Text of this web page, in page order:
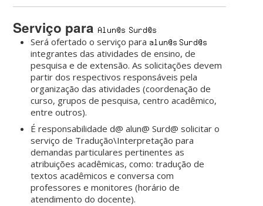
Serviço para
Será ofertado o serviço para
integrantes das atividades de ensino, de
pesquisa e de extensão. As solicitações devem
partir dos respectivos responsáveis pela
organização das atividades (coordenação de
curso, grupos de pesquisa, centro acadêmico,
entre outros).
É responsabilidade d@ alun@ Surd@ solicitar o
serviço de Tradução\Interpretação para
demandas particulares pertinentes as
atribuições acadêmicas, como: tradução de
textos acadêmicos e conversa com
professores e monitores (horário de
atendimento do docente).